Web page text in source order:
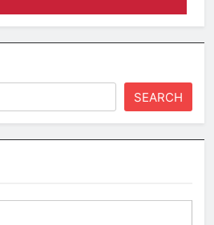
SEARCH